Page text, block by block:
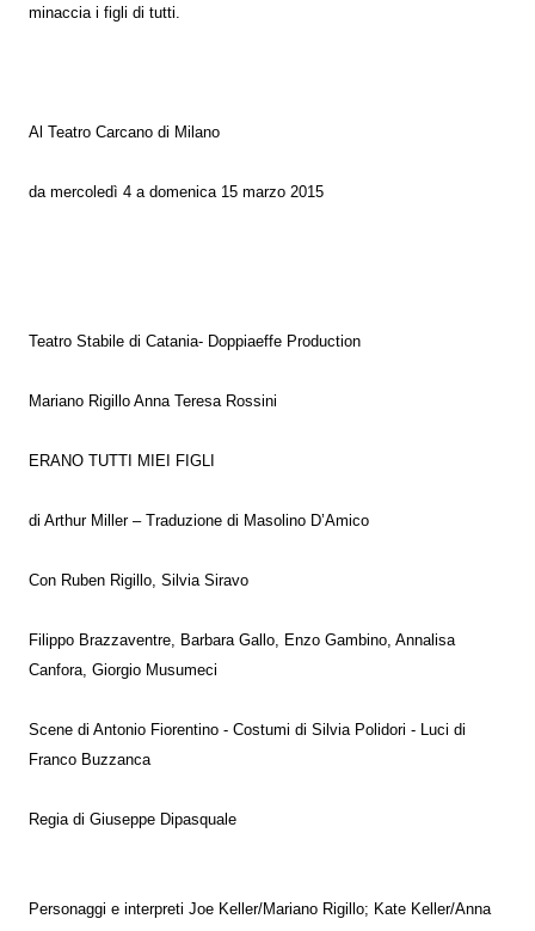
minaccia i figli di tutti.
Al Teatro Carcano di Milano
da mercoledì 4 a domenica 15 marzo 2015
Teatro Stabile di Catania- Doppiaeffe Production
Mariano Rigillo Anna Teresa Rossini
ERANO TUTTI MIEI FIGLI
di Arthur Miller – Traduzione di Masolino D’Amico
Con Ruben Rigillo, Silvia Siravo
Filippo Brazzaventre, Barbara Gallo, Enzo Gambino, Annalisa
Canfora, Giorgio Musumeci
Scene di Antonio Fiorentino - Costumi di Silvia Polidori - Luci di
Franco Buzzanca
Regia di Giuseppe Dipasquale
Personaggi e interpreti Joe Keller/Mariano Rigillo; Kate Keller/Anna